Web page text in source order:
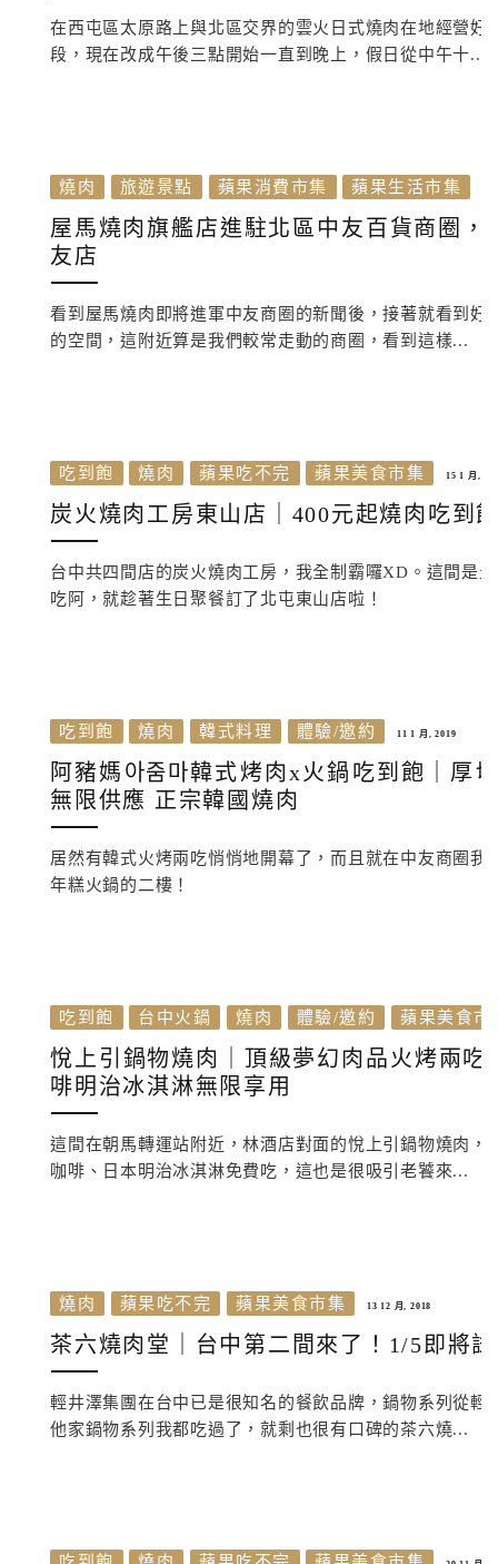
在西屯區太原路上與北區交界的雲火日式燒肉在地經營
段，現在改成午後三點開始一直到晚上，假日從中午十...
燒肉 旅遊景點 蘋果消費市集 蘋果生活市集
屋馬燒肉旗艦店進駐北區中友百貨商圈
友店
看到屋馬燒肉即將進軍中友商圈的新聞後，接著就看到
的空間，這附近算是我們較常走動的商圈，看到這樣...
吃到飽 燒肉 蘋果吃不完 蘋果美食市集 15 1 月,
炭火燒肉工房東山店｜400元起燒肉吃到
台中共四間店的炭火燒肉工房，我全制霸囉XD。這間是
吃阿，就趁著生日聚餐訂了北屯東山店啦！
吃到飽 燒肉 韓式料理 體驗/邀約 11 1 月, 2019
阿豬媽아줌마韓式烤肉x火鍋吃到飽｜厚
無限供應 正宗韓國燒肉
居然有韓式火烤兩吃悄悄地開幕了，而且就在中友商圈
年糕火鍋的二樓！
吃到飽 台中火鍋 燒肉 體驗/邀約 蘋果美食市
悅上引鍋物燒肉｜頂級夢幻肉品火烤兩
啡明治冰淇淋無限享用
這間在朝馬轉運站附近，林酒店對面的悅上引鍋物燒肉
咖啡、日本明治冰淇淋免費吃，這也是很吸引老饕來...
燒肉 蘋果吃不完 蘋果美食市集 13 12 月, 2018
茶六燒肉堂｜台中第二間來了！1/5即將
輕井澤集團在台中已是很知名的餐飲品牌，鍋物系列從
他家鍋物系列我都吃過了，就剩也很有口碑的茶六燒...